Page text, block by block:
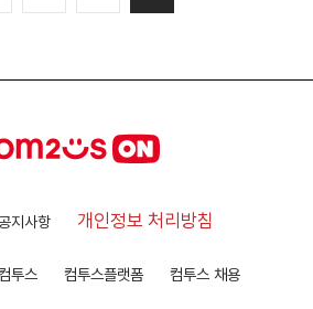
공지사항 개인정보 처리방침
컴투스 컴투스플랫폼 컴투스 채용